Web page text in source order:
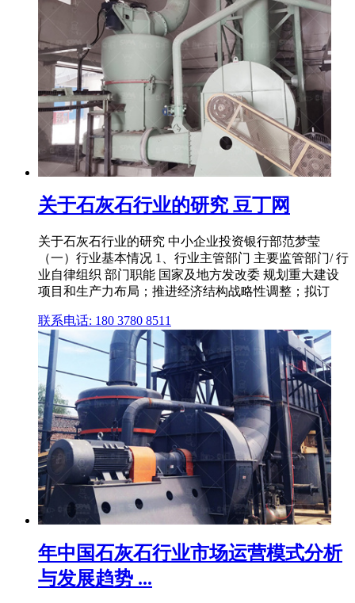
关于石灰石行业的研究 豆丁网
关于石灰石行业的研究 中小企业投资银行部范梦莹
（一）行业基本情况 1、行业主管部门 主要监管部门/ 行
业自律组织 部门职能 国家及地方发改委 规划重大建设
项目和生产力布局；推进经济结构战略性调整；拟订
联系电话: 180 3780 8511
年中国石灰石行业市场运营模式分析
与发展趋势 ...